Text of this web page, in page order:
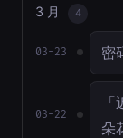
3 月 4
03-23 密
03-22
朵